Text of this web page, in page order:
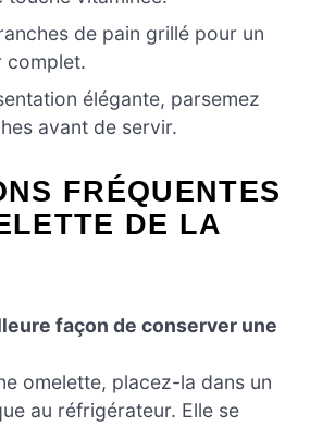
de pain grillé pour un
complet.
élégante, parsemez
avant de servir.
FRÉQUENTES
DE LA
façon de conserver une
omelette, placez-la dans un
au réfrigérateur. Elle se